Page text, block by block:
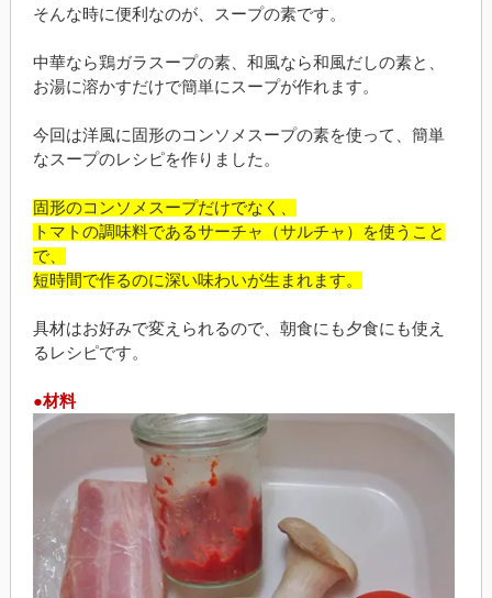
そんな時に便利なのが、スープの素です。
中華なら鶏ガラスープの素、和風なら和風だしの素と、
お湯に溶かすだけで簡単にスープが作れます。
今回は洋風に固形のコンソメスープの素を使って、簡単
なスープのレシピを作りました。
固形のコンソメスープだけでなく、
トマトの調味料であるサーチャ（サルチャ）を使うこと
で、
短時間で作るのに深い味わいが生まれます。
具材はお好みで変えられるので、朝食にも夕食にも使え
るレシピです。
●材料